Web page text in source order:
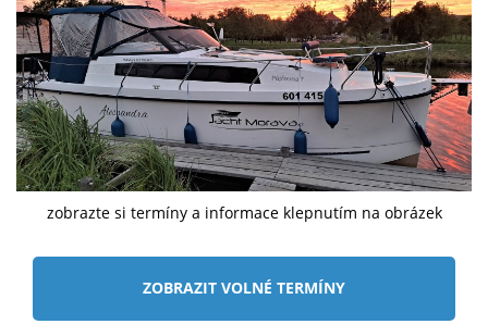
zobrazte si termíny a informace klepnutím na obrázek
ZOBRAZIT VOLNÉ TERMÍNY